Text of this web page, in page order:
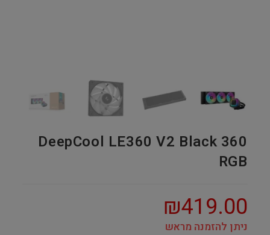
DeepCool LE360 V2 Black 360
RGB
₪419.00
ניתן להזמנה מראש